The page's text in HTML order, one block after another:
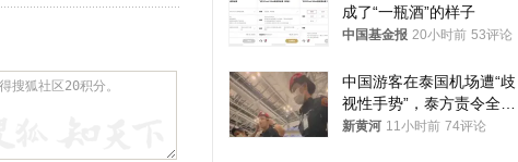
成了“一瓶酒”的样子
中国基金报 20小时前 53评论
中国游客在泰国机场遭“歧
视性手势”，泰方责令全面
调查，对责任人采取最严厉
新黄河 11小时前 74评论